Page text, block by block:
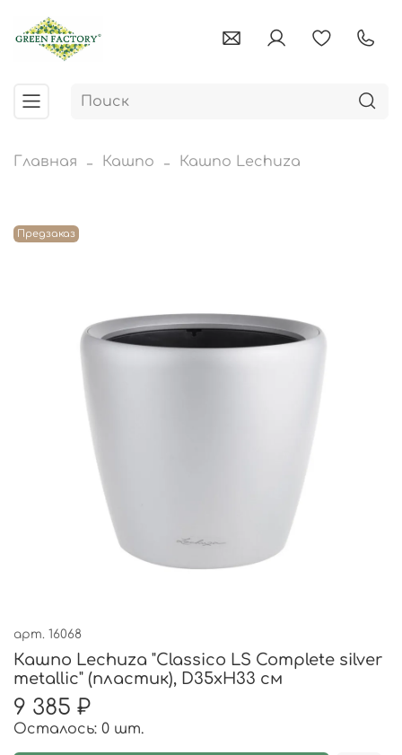
Главная Кашпо Кашпо Lechuza
Предзаказ
арт. 16068
Кашпо Lechuza "Classico LS Complete silver
metallic" (пластик), D35xH33 см
9 385 ₽
Осталось: 0 шт.